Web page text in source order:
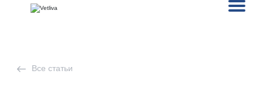
Все статьи